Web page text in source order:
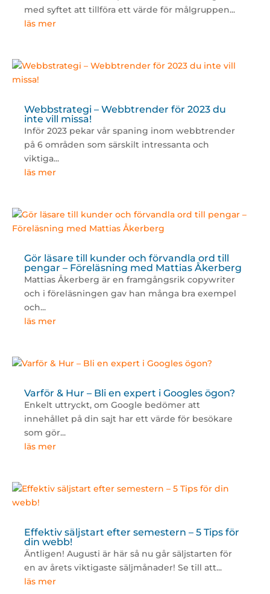
med syftet att tillföra ett värde för målgruppen...
läs mer
Webbstrategi – Webbtrender för 2023 du
inte vill missa!
Inför 2023 pekar vår spaning inom webbtrender
på 6 områden som särskilt intressanta och
viktiga...
läs mer
Gör läsare till kunder och förvandla ord till
pengar – Föreläsning med Mattias Åkerberg
Mattias Åkerberg är en framgångsrik copywriter
och i föreläsningen gav han många bra exempel
och...
läs mer
Varför & Hur – Bli en expert i Googles ögon?
Enkelt uttryckt, om Google bedömer att
innehållet på din sajt har ett värde för besökare
som gör...
läs mer
Effektiv säljstart efter semestern – 5 Tips för
din webb!
Äntligen! Augusti är här så nu går säljstarten för
en av årets viktigaste säljmånader! Se till att...
läs mer